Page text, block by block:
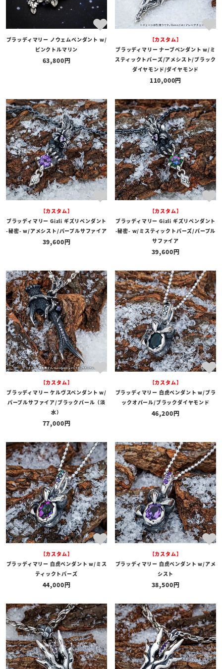
ブラッディマリー ノウェムペンダント w/
ピンクトルマリン
63,800
【カスタム】
ブラッディマリー ナーブペンダント w/ミ
スティックトパーズ/アメシスト/ブラック
ダイヤモンド/ダイヤモンド
110,000
【カスタム】
ブラッディマリー Gizli ギズリペンダント
-秘密- w/アメシスト/パープルサファイア
39,600
【カスタム】
ブラッディマリー Gizli ギズリペンダント
-秘密- w/ミスティックトパーズ/パープル
サファイア
39,600
【カスタム】
ブラッディマリー ケルヴスペンダント w/
パープルサファイア/ブラックパール（淡
水）
77,000
【カスタム】
ブラッディマリー 白虎ペンダント w/ブラ
ックオパール/ブラックダイヤモンド
46,200
【カスタム】
ブラッディマリー 白虎ペンダント w/ミス
ティックトパーズ
44,000
【カスタム】
ブラッディマリー 白虎ペンダント w/アメ
シスト
38,500